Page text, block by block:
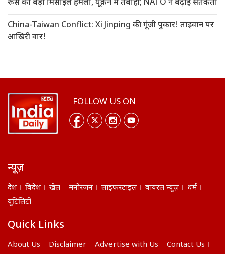
रूस का बड़ा मिसाइल हमला, यूक्रेन में तबाही; NATO ने बढ़ाई सतर्कता
China-Taiwan Conflict: Xi Jinping की गूंजी पुकार! ताइवान पर
आखिरी वार!
FOLLOW US ON
न्यूज़
देश विदेश खेल मनोरंजन लाइफस्टाइल वायरल न्यूज़
धर्म
यूटिलिटी
Quick Links
About Us Disclaimer Advertise with Us Contact Us